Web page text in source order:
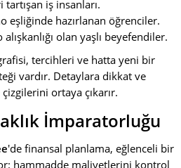
iş insanları.
eşliğinde hazırlanan öğrenciler.
olan yaşlı beyefendiler.
tercihleri ve hatta yeni bir
vardır. Detaylara dikkat ve
ortaya çıkarır.
İmparatorluğu
'de finansal planlama, eğlenceli bir
hammadde maliyetlerini kontrol